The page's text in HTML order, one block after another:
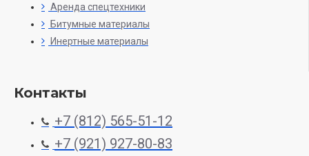
Аренда спецтехники
Битумные материалы
Инертные материалы
Контакты
+7 (812) 565-51-12
+7 (921) 927-80-83